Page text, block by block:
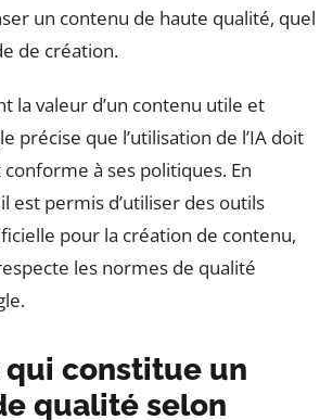
un contenu de haute qualité, quel
de création.
la valeur d’un contenu utile et
précise que l’utilisation de l’IA doit
à ses politiques. En
est permis d’utiliser des outils
pour la création de contenu,
les normes de qualité
qui constitue un
qualité selon